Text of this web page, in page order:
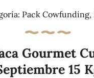
Pack Cowfunding,
Gourmet
15